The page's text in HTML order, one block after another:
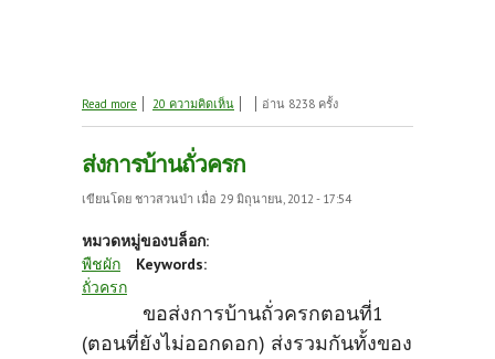
Read more about โผล่มาแล้วครับ
20 ความคิดเห็น อ่าน 8238 ครั้ง
ส่งการบ้านถั่วครก
เขียนโดย ชาวสวนป่า เมื่อ 29 มิถุนายน, 2012 - 17:54
หมวดหมู่ของบล็อก:
พืชผัก
Keywords:
ถั่วครก
ขอส่งการบ้านถั่วครกตอนที่1
(ตอนที่ยังไม่ออกดอก) ส่งรวมกันทั้งของ